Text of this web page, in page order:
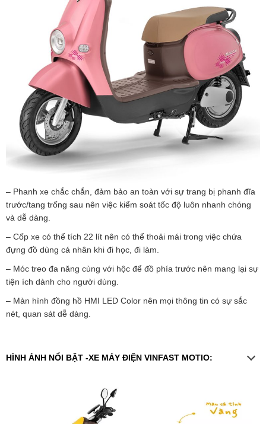
– Phanh xe chắc chắn, đảm bảo an toàn với sự trang bị phanh đĩa
trước/tang trống sau nên việc kiểm soát tốc độ luôn nhanh chóng
và dễ dàng.
– Cốp xe có thể tích 22 lít nên có thể thoải mái trong việc chứa
đựng đồ dùng cá nhân khi đi học, đi làm.
– Móc treo đa năng cùng với hộc để đồ phía trước nên mang lại sự
tiện ích dành cho người dùng.
– Màn hình đồng hồ HMI LED Color nên mọi thông tin có sự sắc
nét, quan sát dễ dàng.
HÌNH ẢNH NỔI BẬT -XE MÁY ĐIỆN VINFAST MOTIO: